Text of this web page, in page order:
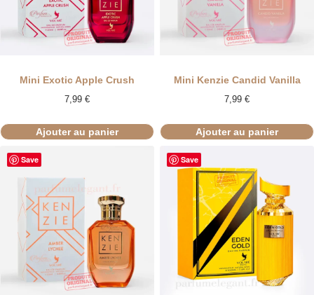
Mini Exotic Apple Crush
7,99 €
Ajouter au panier
Mini Kenzie Candid Vanilla
7,99 €
Ajouter au panier
Save Save